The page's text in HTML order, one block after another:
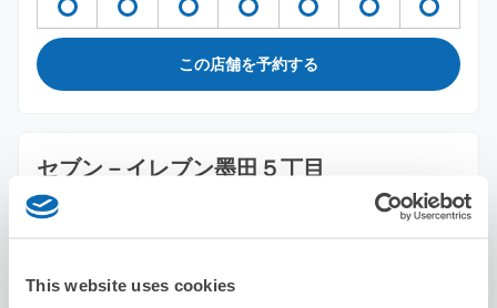
This website uses cookies
この店舗を予約する
セブン－イレブン墨田５丁目
鐘ヶ淵駅から徒歩1分
本日の営業時間